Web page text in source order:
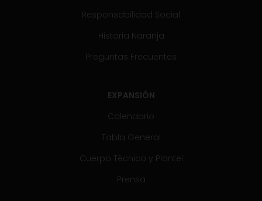
Responsabilidad Social
Historia Naranja
Preguntas Frecuentes
EXPANSIÓN
Calendario
Tabla General
Cuerpo Técnico y Plantel
Prensa